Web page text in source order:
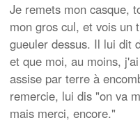
Je remets mon casque,
mon gros cul, et vois un
gueuler dessus. Il lui dit
et que moi, au moins,
assise par terre à
remercie, lui dis "on va
mais merci, encore."